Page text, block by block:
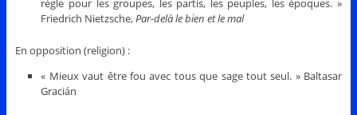
règle pour les groupes, les partis, les peuples, les époques. »
Friedrich Nietzsche,Par-delà le bien et le mal
En opposition (religion) :
« Mieux vaut être fou avec tous que sage tout seul. » Baltasar
Gracián